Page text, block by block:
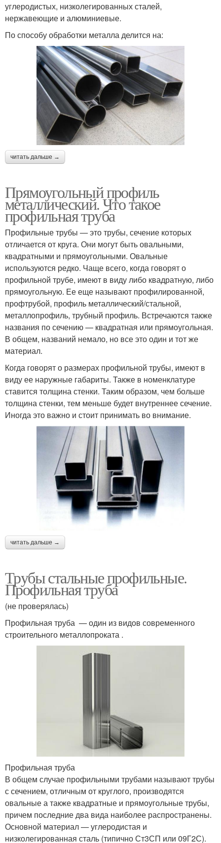
углеродистых, низколегированных сталей,
нержавеющие и алюминиевые.
По способу обработки металла делится на:
читать дальше →
Прямоугольный профиль
металлический. Что такое
профильная труба
Профильные трубы — это трубы, сечение которых
отличается от круга. Они могут быть овальными,
квадратными и прямоугольными. Овальные
используются редко. Чаще всего, когда говорят о
профильной трубе, имеют в виду либо квадратную, либо
прямоугольную. Ее еще называют профилированной,
профтрубой, профиль металлический/стальной,
металлопрофиль, трубный профиль. Встречаются также
названия по сечению — квадратная или прямоугольная.
В общем, названий немало, но все это один и тот же
материал.
Когда говорят о размерах профильной трубы, имеют в
виду ее наружные габариты. Также в номенклатуре
ставится толщина стенки. Таким образом, чем больше
толщина стенки, тем меньше будет внутреннее сечение.
Иногда это важно и стоит принимать во внимание.
читать дальше →
Трубы стальные профильные.
Профильная труба
(не проверялась)
Профильная труба — один из видов современного
строительного металлопроката .
Профильная труба
В общем случае профильными трубами называют трубы
с сечением, отличным от круглого, производятся
овальные а также квадратные и прямоугольные трубы,
причем последние два вида наиболее распространены.
Основной материал — углеродистая и
низколегированная сталь (типично Ст3СП или 09Г2С).